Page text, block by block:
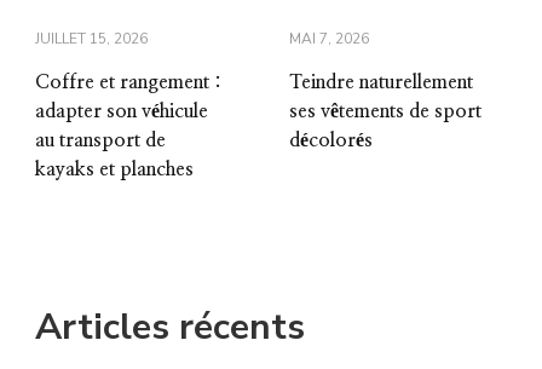
JUILLET 15, 2026
Coffre et rangement :
adapter son véhicule
au transport de
kayaks et planches
MAI 7, 2026
Teindre naturellement
ses vêtements de sport
décolorés
Articles récents